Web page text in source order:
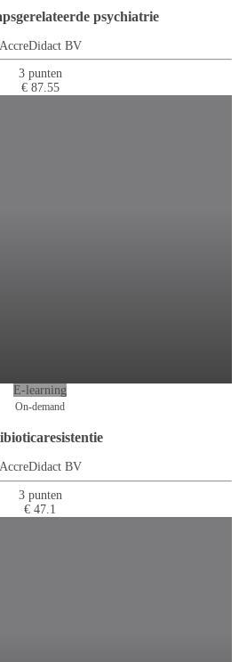
psychiatrie
AccreDidact BV
3 punten
€ 87.55
E-learning
On-demand
AccreDidact BV
3 punten
€ 47.1